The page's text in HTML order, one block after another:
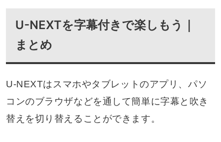
U-NEXTを字幕付きで楽しもう｜
まとめ
U-NEXTはスマホやタブレットのアプリ、パソ
コンのブラウザなどを通して簡単に字幕と吹き
替えを切り替えることができます。